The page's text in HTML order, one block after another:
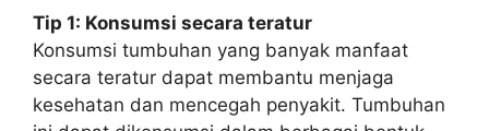
Tip 1: Konsumsi secara teratur
Konsumsi tumbuhan yang banyak manfaat
secara teratur dapat membantu menjaga
kesehatan dan mencegah penyakit. Tumbuhan